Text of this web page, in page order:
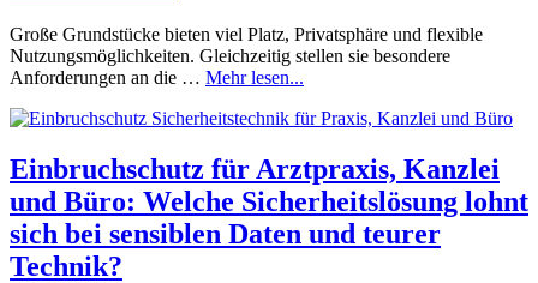
Große Grundstücke bieten viel Platz, Privatsphäre und flexible
Nutzungsmöglichkeiten. Gleichzeitig stellen sie besondere
Anforderungen an die … Mehr lesen...
Einbruchschutz für Arztpraxis, Kanzlei
und Büro: Welche Sicherheitslösung lohnt
sich bei sensiblen Daten und teurer
Technik?